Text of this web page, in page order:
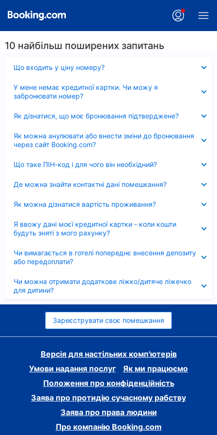
10 найбільш поширених запитань
Що входить у ціну номеру?
У мене немає кредитної картки. Чи можу я
забронювати номер?
Як дізнатися, що моє бронювання підтверджене?
Як можна анулювати або внести зміни до бронювання
через сайт Booking.com?
Що таке ПІН-код і для чого він необхідний?
Де можна знайти контактні дані помешкання?
Як можна дізнатися вартість проживання?
Я ввожу дані моєї кредитної картки - коли кошти
будуть зняті з мого рахунку?
Чи вимагається в готелі попереднє внесення депозиту
або передоплати?
Чи можна отримати додаткове ліжко/дитяче ліжечко
для дитини?
Зареєструвати своє помешкання
Версія для настільних комп'ютерів
Умови надання послуг
Як ми працюємо
Положення про конфіденційність
Заява про протидію сучасному рабству
Заява про права людини
Про компанію Booking.com